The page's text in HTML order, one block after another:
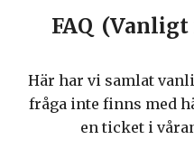
FAQ
Här har vi samlat
fråga inte finns med
en ticket i